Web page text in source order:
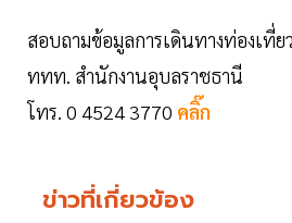
สอบถามข้อมูลการเดินทางท่องเที่
ททท. สำนักงานอุบลราชธานี
โทร. 0 4524 3770 คลิ๊ก
ข่าวที่เกี่ยวข้อง